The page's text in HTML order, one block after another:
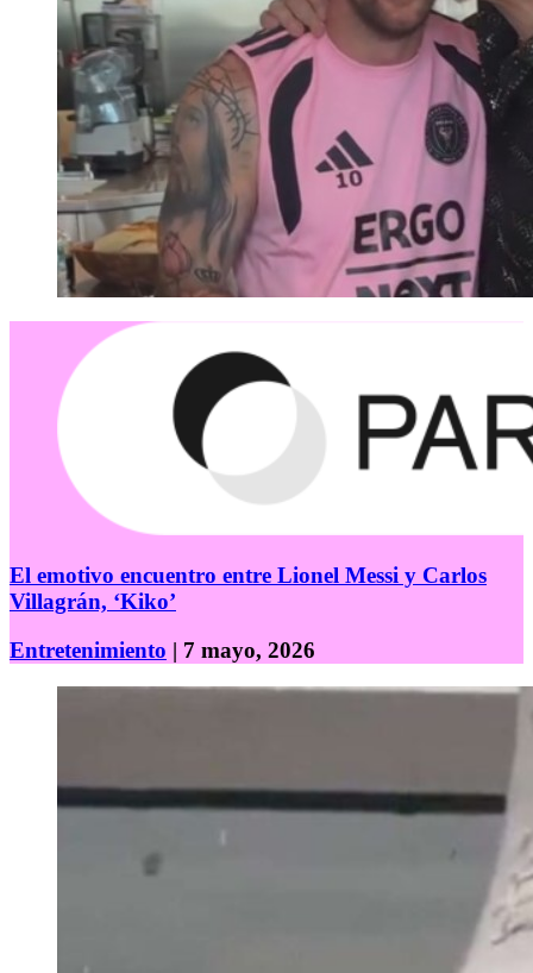
El emotivo encuentro entre Lionel Messi y Carlos
Villagrán, ‘Kiko’
Entretenimiento | 7 mayo, 2026